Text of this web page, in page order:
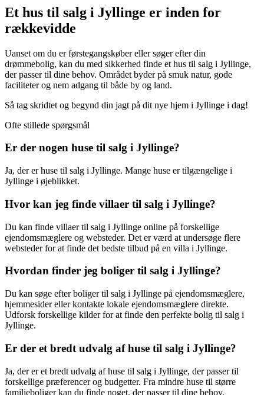
Et hus til salg i Jyllinge er inden for
rækkevidde
Uanset om du er førstegangskøber eller søger efter din
drømmebolig, kan du med sikkerhed finde et hus til salg i Jyllinge,
der passer til dine behov. Området byder på smuk natur, gode
faciliteter og nem adgang til både by og land.
Så tag skridtet og begynd din jagt på dit nye hjem i Jyllinge i dag!
Ofte stillede spørgsmål
Er der nogen huse til salg i Jyllinge?
Ja, der er huse til salg i Jyllinge. Mange huse er tilgængelige i
Jyllinge i øjeblikket.
Hvor kan jeg finde villaer til salg i Jyllinge?
Du kan finde villaer til salg i Jyllinge online på forskellige
ejendomsmæglere og websteder. Det er værd at undersøge flere
websteder for at finde det bedste tilbud på en villa i Jyllinge.
Hvordan finder jeg boliger til salg i Jyllinge?
Du kan søge efter boliger til salg i Jyllinge på ejendomsmæglere,
hjemmesider eller kontakte lokale ejendomsmæglere direkte.
Udforsk forskellige kilder for at finde den perfekte bolig til salg i
Jyllinge.
Er der et bredt udvalg af huse til salg i Jyllinge?
Ja, der er et bredt udvalg af huse til salg i Jyllinge, der passer til
forskellige præferencer og budgetter. Fra mindre huse til større
familieboliger kan du finde noget, der passer til dine behov.